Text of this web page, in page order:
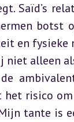
Saïd’s
botst
en fysieke
niet alleen
het risico
tante is